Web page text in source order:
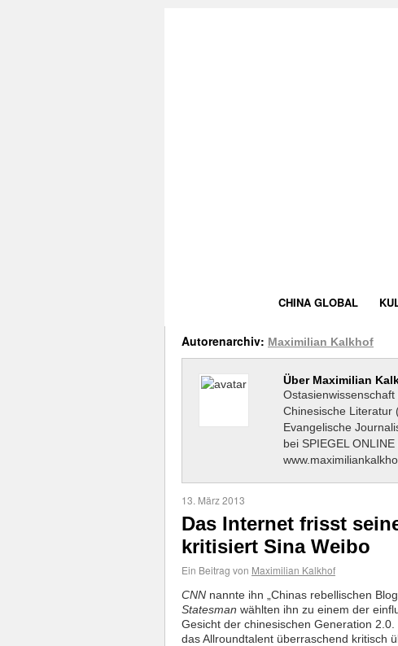
CHINA GLOBAL
Autorenarchiv: Maximilian Kalkhof
Über Maximilian
Chinesische Literatur
Evangelische
bei SPIEGEL
13. März 2013
Das Internet frisst
kritisiert Sina Weibo
Ein Beitrag von Maximilian Kalkhof
CNN nannte ihn „Chinas rebellischen
Statesman wählten ihn zu einem der
Gesicht der chinesischen Generation
das Allroundtalent überraschend kritisch